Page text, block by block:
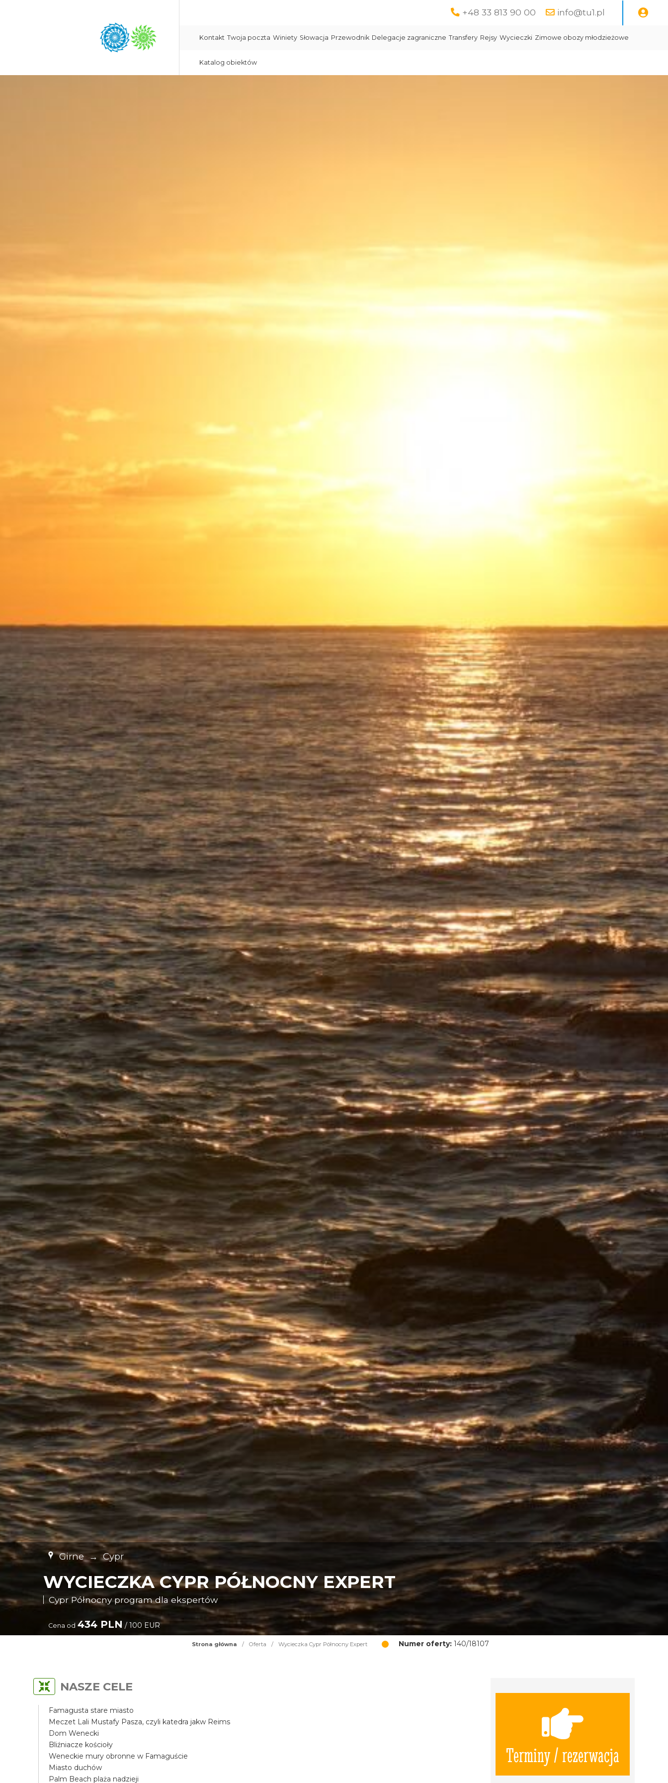
+48 33 813 90 00 info@tu1.pl
Kontakt Twoja poczta Winiety Słowacja Przewodnik Delegacje zagraniczne Transfery Rejsy Wycieczki Zimowe obozy młodzieżowe
Katalog obiektów
Girne → Cypr
WYCIECZKA CYPR PÓŁNOCNY EXPERT
Cypr Północny program dla ekspertów
Cena od 434 PLN / 100 EUR
Strona główna / Oferta / Wycieczka Cypr Północny Expert Numer oferty:140/18107
Terminy / rezerwacja
NASZE CELE
Famagusta stare miasto
Meczet Lali Mustafy Pasza, czyli katedra jakw Reims
Dom Wenecki
Bliźniacze kościoły
Weneckie mury obronne w Famaguście
Miasto duchów
Palm Beach plaża nadzieji